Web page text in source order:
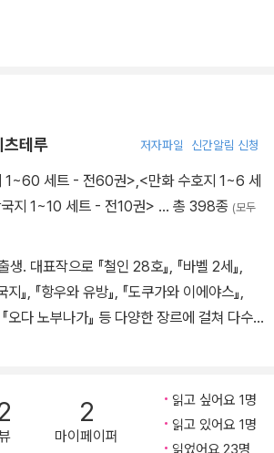
츠테루 저자파일 신간알림 신청
1~60 세트 - 전60권>,<만화 수호지 1~6 세
지 1~10 세트 - 전10권> … 총 398종 (모두
. 대표작으로 『철인 28호』, 『바벨 2세』,
지』, 『항우와 유방』, 『도쿠가와 이에야스』,
『오다 노부나가』 등 다양한 장르에 걸쳐 다수
2
마이페이퍼
읽고 싶어요 1명
읽고 있어요 1명
읽었어요 23명